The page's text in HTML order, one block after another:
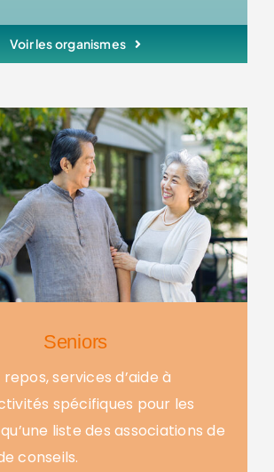
Voir les organismes
Seniors
services d’aide à
spécifiques pour les
liste des associations de
conseils.